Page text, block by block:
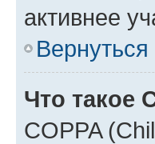
активнее
Что такое
COPPA